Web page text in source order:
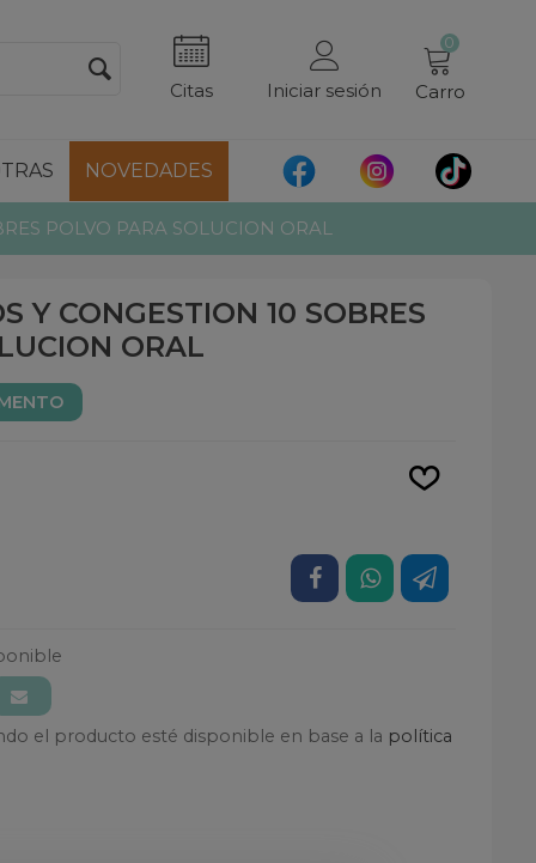
Citas Iniciar sesión
0
Carro
NOVEDADES
POLVO PARA SOLUCION ORAL
Y CONGESTION 10 SOBRES
ORAL
el producto esté disponible en base a la política